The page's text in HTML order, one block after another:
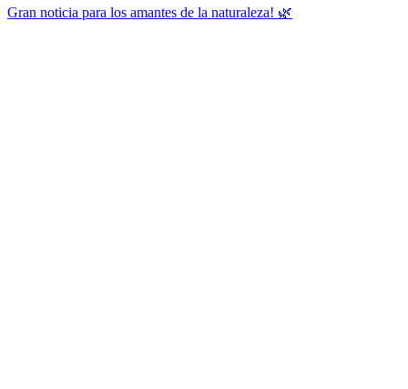
Gran noticia para los amantes de la naturaleza! 🌿